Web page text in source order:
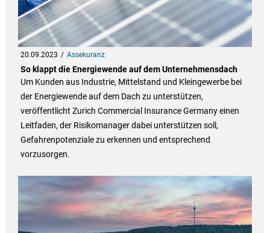
20.09.2023 Assekuranz
So klappt die Energiewende auf dem Unternehmensdach
Um Kunden aus Industrie, Mittelstand und Kleingewerbe bei
der Energiewende auf dem Dach zu unterstützen,
veröffentlicht Zurich Commercial Insurance Germany einen
Leitfaden, der Risikomanager dabei unterstützen soll,
Gefahrenpotenziale zu erkennen und entsprechend
vorzusorgen.